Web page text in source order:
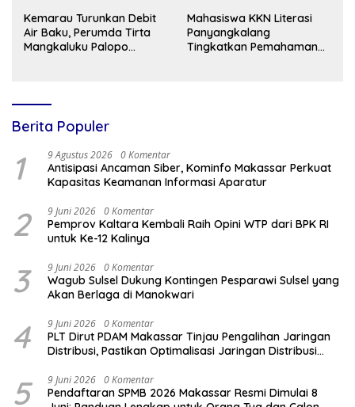
Kemarau Turunkan Debit
Air Baku, Perumda Tirta
Mangkaluku Palopo
Mahasiswa KKN Literasi
Panyangkalang
Tingkatkan Pemahaman
Berita Populer
1 9 Agustus 2026 0 Komentar
Antisipasi Ancaman Siber, Kominfo Makassar Perkuat
Kapasitas Keamanan Informasi Aparatur
2 9 Juni 2026 0 Komentar
Pemprov Kaltara Kembali Raih Opini WTP dari BPK RI
untuk Ke-12 Kalinya
3 9 Juni 2026 0 Komentar
Wagub Sulsel Dukung Kontingen Pesparawi Sulsel yang
Akan Berlaga di Manokwari
4 9 Juni 2026 0 Komentar
PLT Dirut PDAM Makassar Tinjau Pengalihan Jaringan
Distribusi, Pastikan Optimalisasi Jaringan Distribusi
5 9 Juni 2026 0 Komentar
Pendaftaran SPMB 2026 Makassar Resmi Dimulai 8